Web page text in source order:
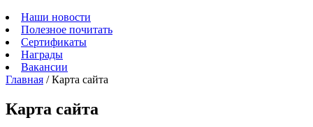
Наши новости
Полезное почитать
Сертификаты
Награды
Вакансии
Главная /Карта сайта
Карта сайта